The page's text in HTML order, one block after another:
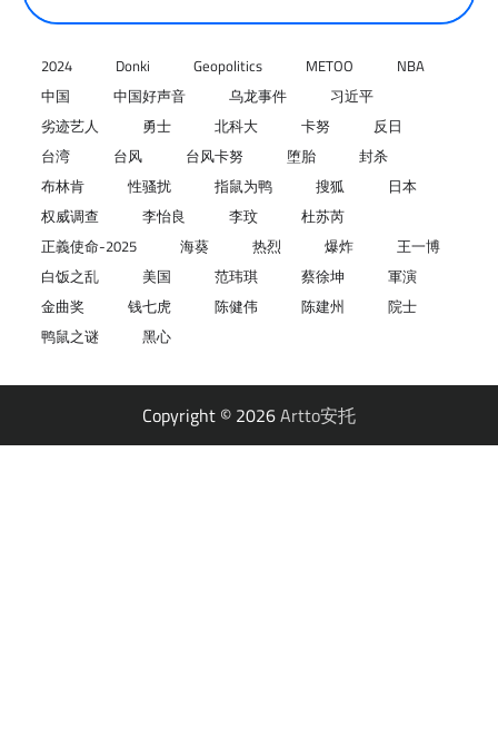
2024 Donki Geopolitics METOO
NBA
中国
中国好声音 乌龙事件
习近平
劣迹艺人
勇士 北科大 卡努
反日
台湾
台风 台风卡努 堕胎
封杀
布林肯
性骚扰 指鼠为鸭 搜狐
日本
权威调查
李怡良 李玟
杜苏芮
正義使命-2025
海葵 热烈 爆炸
王一博
白饭之乱
美国 范玮琪 蔡徐坤
軍演
金曲奖
钱七虎 陈健伟 陈建州
院士
鸭鼠之谜
黑心
Copyright © 2026Artto安托